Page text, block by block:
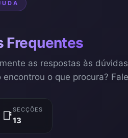
Frequentes
as respostas às
o que procura?
📑SECÇÕES
13